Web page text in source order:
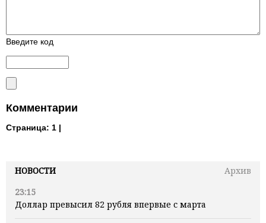
НОВОСТИ
Архив
23:15
Доллар превысил 82 рубля впервые с марта
Введите код
Комментарии
Страница: 1 |